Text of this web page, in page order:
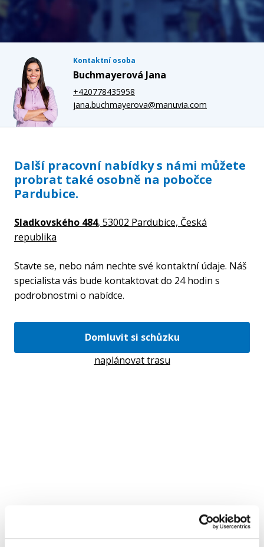
Kontaktní osoba
Buchmayerová Jana
+420778435958
jana.buchmayerova@manuvia.com
Další pracovní nabídky s námi můžete
probrat také osobně na pobočce
Pardubice.
Sladkovského 484, 53002 Pardubice, Česká
republika
Stavte se, nebo nám nechte své kontaktní údaje. Náš
specialista vás bude kontaktovat do 24 hodin s
podrobnostmi o nabídce.
Domluvit si schůzku
naplánovat trasu